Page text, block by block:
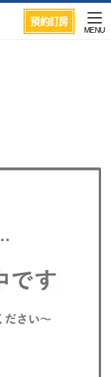
預約訂房
MENU